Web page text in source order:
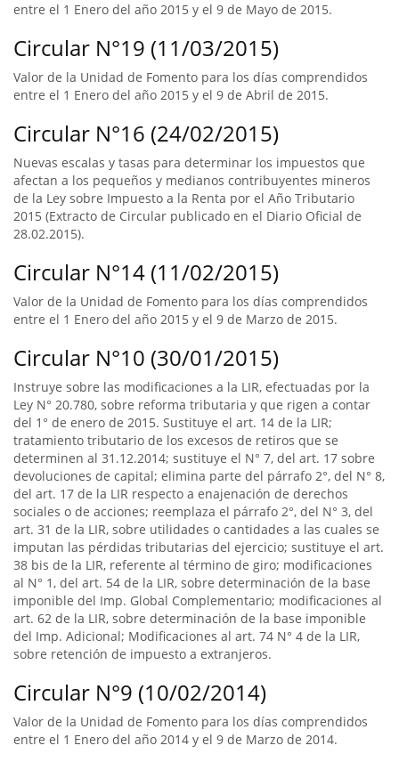
entre el 1 Enero del año 2015 y el 9 de Mayo de 2015.
Circular N°19 (11/03/2015)
Valor de la Unidad de Fomento para los días comprendidos
entre el 1 Enero del año 2015 y el 9 de Abril de 2015.
Circular N°16 (24/02/2015)
Nuevas escalas y tasas para determinar los impuestos que
afectan a los pequeños y medianos contribuyentes mineros
de la Ley sobre Impuesto a la Renta por el Año Tributario
2015 (Extracto de Circular publicado en el Diario Oficial de
28.02.2015).
Circular N°14 (11/02/2015)
Valor de la Unidad de Fomento para los días comprendidos
entre el 1 Enero del año 2015 y el 9 de Marzo de 2015.
Circular N°10 (30/01/2015)
Instruye sobre las modificaciones a la LIR, efectuadas por la
Ley N° 20.780, sobre reforma tributaria y que rigen a contar
del 1° de enero de 2015. Sustituye el art. 14 de la LIR;
tratamiento tributario de los excesos de retiros que se
determinen al 31.12.2014; sustituye el N° 7, del art. 17 sobre
devoluciones de capital; elimina parte del párrafo 2°, del N° 8,
del art. 17 de la LIR respecto a enajenación de derechos
sociales o de acciones; reemplaza el párrafo 2°, del N° 3, del
art. 31 de la LIR, sobre utilidades o cantidades a las cuales se
imputan las pérdidas tributarias del ejercicio; sustituye el art.
38 bis de la LIR, referente al término de giro; modificaciones
al N° 1, del art. 54 de la LIR, sobre determinación de la base
imponible del Imp. Global Complementario; modificaciones al
art. 62 de la LIR, sobre determinación de la base imponible
del Imp. Adicional; Modificaciones al art. 74 N° 4 de la LIR,
sobre retención de impuesto a extranjeros.
Circular N°9 (10/02/2014)
Valor de la Unidad de Fomento para los días comprendidos
entre el 1 Enero del año 2014 y el 9 de Marzo de 2014.